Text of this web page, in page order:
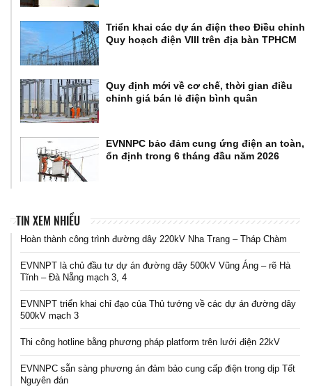
Triển khai các dự án điện theo Điều chỉnh
Quy hoạch điện VIII trên địa bàn TPHCM
Quy định mới về cơ chế, thời gian điều
chỉnh giá bán lẻ điện bình quân
EVNNPC bảo đảm cung ứng điện an toàn,
ổn định trong 6 tháng đầu năm 2026
TIN XEM NHIỀU
Hoàn thành công trình đường dây 220kV Nha Trang – Tháp Chàm
EVNNPT là chủ đầu tư dự án đường dây 500kV Vũng Áng – rẽ Hà
Tĩnh – Đà Nẵng mạch 3, 4
EVNNPT triển khai chỉ đạo của Thủ tướng về các dự án đường dây
500kV mạch 3
Thi công hotline bằng phương pháp platform trên lưới điện 22kV
EVNNPC sẵn sàng phương án đảm bảo cung cấp điện trong dịp Tết
Nguyên đán